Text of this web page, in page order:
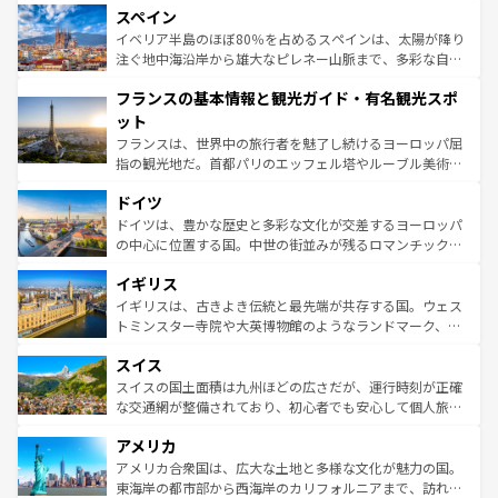
ろん、トスカーナの美しい田園風景やアマルフィ海岸の絶
景など、自然景観も見逃せない。観光の合間には、本場の
ピザやパスタなど、絶品のイタリア料理を堪能することも
ませてくれるイタリアで、忘れられない旅をしてみよう！
なお、新着のイタリア情報は
しい。
スペイン
イベリア半島のほぼ80％を占めるスペインは、太陽が降り
注ぐ地中海沿岸から雄大なピレネー山脈まで、多彩な自然
文化が根付くこの国では、情熱的なフラメンコ、熱気あふ
れる闘牛、そして美味しいタパスが生活の一部となってい
る。首都マドリードの洗練された雰囲気や、バルセロナの
アートに溢れた街角から、地方では古代ローマ遺跡や中世
せる。地方によって風土や気候が異なるスペインはその個
性で訪れる人を魅了する。 なお、新着のスペイン情報は コ
ンテンツ一覧を参照してほしい。
フランスの基本情報と観光ガイド・有名観光スポ
ット
フランスは、世界中の旅行者を魅了し続けるヨーロッパ屈
指の観光地だ。首都パリのエッフェル塔やルーブル美術館
で、幅広い魅力が詰まっている。華麗な宮殿、歴史的な大
聖堂、美しいビーチ、そして豊かな自然が、訪れる者を心
から魅了する。また、フランスは美食の国としても知ら
いる。シャンパンの発祥地であるランス、プロヴァンスの
香り高いラベンダー畑など、多彩な楽しみ方が可能だ。さ
らに、パリ以外の地域にも魅力が溢れており、どの街角に
れる地方に足を運ぶとそれぞれで全く異なる文化を体験で
きるだろう。 なお、新着のフランス情報はコンテンツ一覧
を参照してほしい。
ドイツ
ドイツは、豊かな歴史と多彩な文化が交差するヨーロッパ
の中心に位置する国。中世の街並みが残るロマンチック街
顔を持つこの国は、どこを歩いても飽きることがない。ベ
ルリンの文化的活気、バイエルン州のアルプスの絶景、そ
してライン川沿いのワイン畑といった風景は必見。ビール
は、お酒好きな人にはぜひ体験してほしい。 なお、新着の
ドイツ情報はコンテンツ一覧を参照してほしい。
イギリス
イギリスは、古きよき伝統と最先端が共存する国。ウェス
トミンスター寺院や大英博物館のようなランドマーク、歴
リアごとに異なる魅力がある。また、優雅なアフタヌーン
ティー、ビール好きにはたまらない英国パブ、サッカー観
戦など、本場だからこそできる体験も豊富。イギリスを旅
ンツ一覧を参照してほしい。
スイス
スイスの国土面積は九州ほどの広さだが、運行時刻が正確
な交通網が整備されており、初心者でも安心して個人旅行
の建物がそのまま残る町や、スイスならではのユニークな
博物館もあり、アルプス観光だけでなく町歩きも満喫する
ことができる。国民の所得が高いため物価も高いが、旅行
アメリカ
アメリカ合衆国は、広大な土地と多様な文化が魅力の国。
東海岸の都市部から西海岸のカリフォルニアまで、訪れる